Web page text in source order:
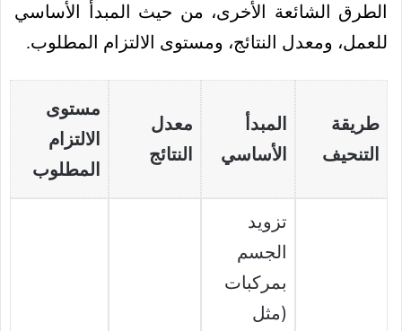
الطرق الشائعة الأخرى، من حيث المبدأ الأساسي
للعمل، ومعدل النتائج، ومستوى الالتزام المطلوب.
طريقة
التنحيف
المبدأ
الأساسي
معدل
النتائج
مستوى
الالتزام
المطلوب
تزويد
الجسم
بمركبات
(مثل